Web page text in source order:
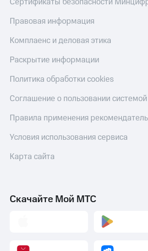
Правовая информация
Комплаенс и деловая этика
Раскрытие информации
Политика обработки cookies
Соглашение о пользовании системой
Правила применения
Условия использования сервиса
Карта сайта
Скачайте Мой МТС